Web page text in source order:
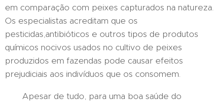
em comparação com peixes capturados na natureza.
Os especialistas acreditam que os
pesticidas,antibióticos e outros tipos de produtos
químicos nocivos usados ​​no cultivo de peixes
produzidos em fazendas pode causar efeitos
prejudiciais aos indivíduos que os consomem.
Apesar de tudo, para uma boa saúde do